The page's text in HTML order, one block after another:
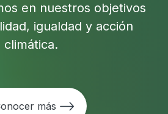
en nuestros objetivos
igualdad y acción
climática.
más